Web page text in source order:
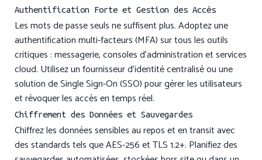
Authentification Forte et Gestion des Accès
Les mots de passe seuls ne suffisent plus. Adoptez une
authentification multi-facteurs (MFA) sur tous les outils
critiques : messagerie, consoles d’administration et services
cloud. Utilisez un fournisseur d’identité centralisé ou une
solution de Single Sign-On (SSO) pour gérer les utilisateurs
et révoquer les accès en temps réel.
Chiffrement des Données et Sauvegardes
Chiffrez les données sensibles au repos et en transit avec
des standards tels que AES-256 et TLS 1.2+. Planifiez des